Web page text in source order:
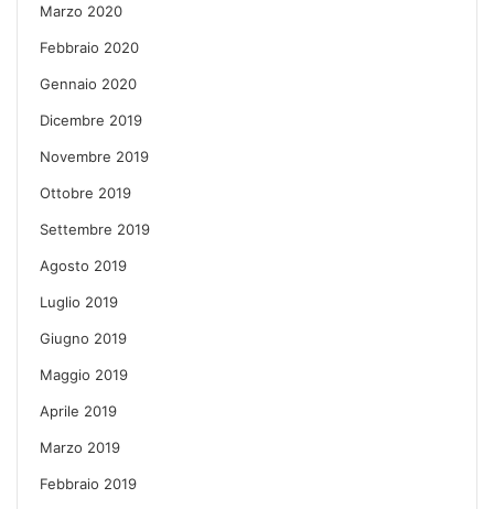
Marzo 2020
Febbraio 2020
Gennaio 2020
Dicembre 2019
Novembre 2019
Ottobre 2019
Settembre 2019
Agosto 2019
Luglio 2019
Giugno 2019
Maggio 2019
Aprile 2019
Marzo 2019
Febbraio 2019